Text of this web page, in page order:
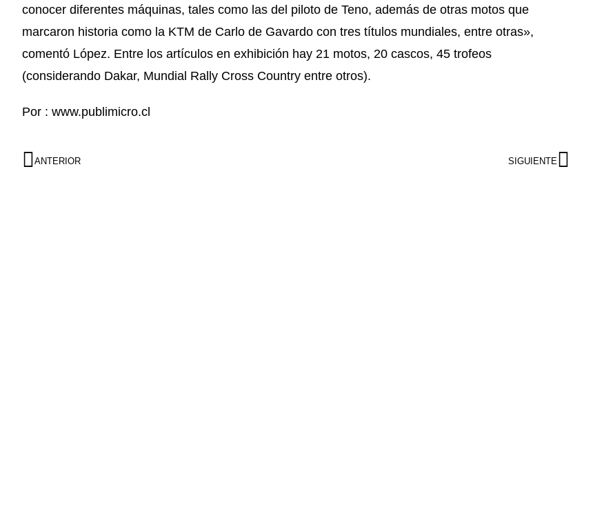
conocer diferentes máquinas, tales como las del piloto de Teno, además de otras motos que
marcaron historia como la KTM de Carlo de Gavardo con tres títulos mundiales, entre otras»,
comentó López. Entre los artículos en exhibición hay 21 motos, 20 cascos, 45 trofeos
(considerando Dakar, Mundial Rally Cross Country entre otros).
Por : www.publimicro.cl
ANTERIOR SIGUIENTE